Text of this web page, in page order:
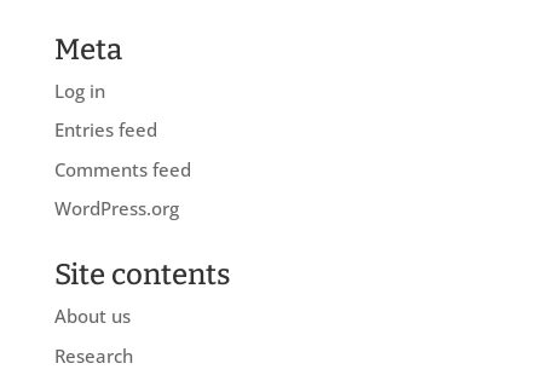
Meta
Log in
Entries feed
Comments feed
WordPress.org
Site contents
About us
Research